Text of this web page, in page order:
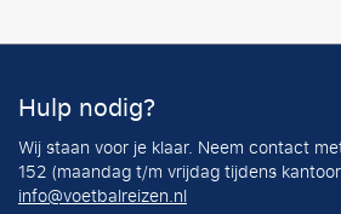
Hulp nodig?
Wij staan voor je klaar. Neem contact
152 (maandag t/m vrijdag tijdens
info@voetbalreizen.nl